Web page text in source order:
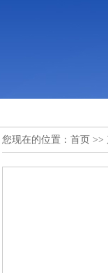
您现在的位置： 首页 >>